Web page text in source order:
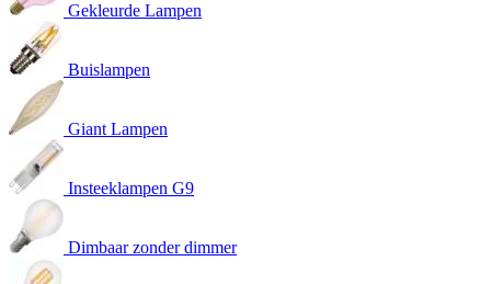
Gekleurde Lampen
Buislampen
Giant Lampen
Insteeklampen G9
Dimbaar zonder dimmer